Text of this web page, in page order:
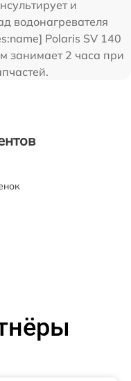
и
водонагревателя
Polaris SV 140
занимает 2 часа при